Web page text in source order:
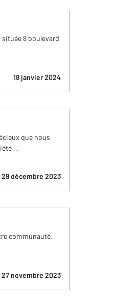
8 boulevard
18 janvier 2024
que nous
...
29 décembre 2023
communauté.
27 novembre 2023